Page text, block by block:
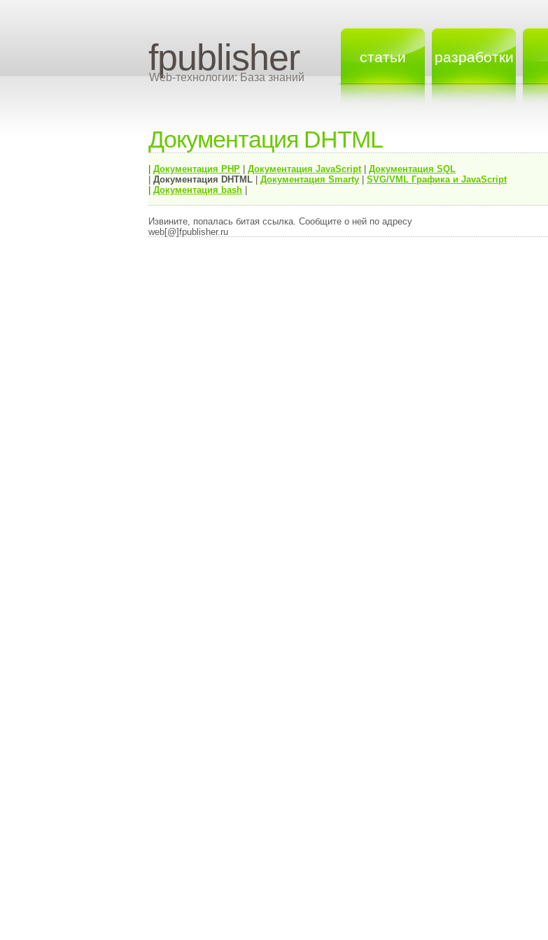
fpublisher
Web-технологии: База знаний
статьи разработки
Документация DHTML
Документация PHP Документация JavaScript| Документация SQL
Документация DHTML Документация Smarty
SVG/VML Графика и JavaScript
Документация bash
Извините, попалась битая ссылка. Сообщите о ней по адресу
web[@]fpublisher.ru